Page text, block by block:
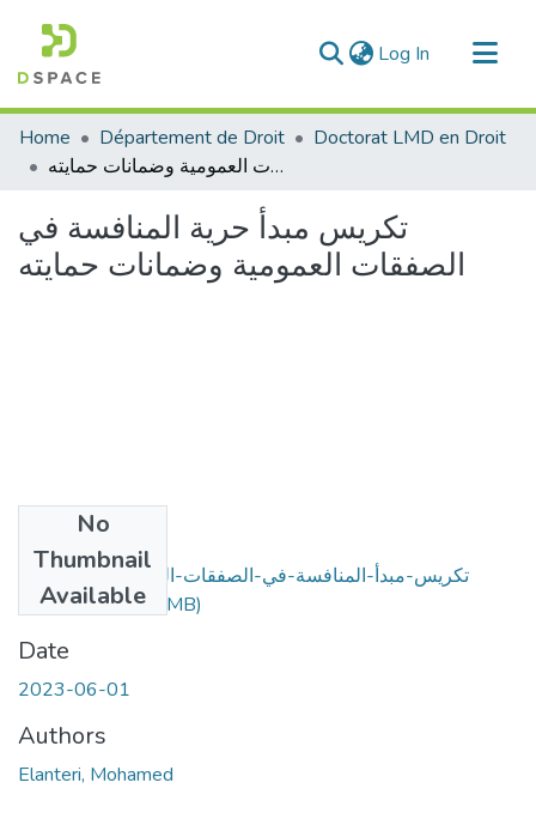
Log In (current)
Communities & Collections
All of DSpace
Home Département de Droit
Doctorat LMD en Droit
تكريس مبدأ حرية المنافسة في الصفقات العمومية وضمانات حمايته
تكريس مبدأ حرية المنافسة في
الصفقات العمومية وضمانات حمايته
No
Thumbnail
Available
تكريس-مبدأ-المنافسة-في-الصفقات-العمومية-وضمانات-
حمايته.pdf(16.07 MB)
Date
2023-06-01
Authors
Elanteri, Mohamed